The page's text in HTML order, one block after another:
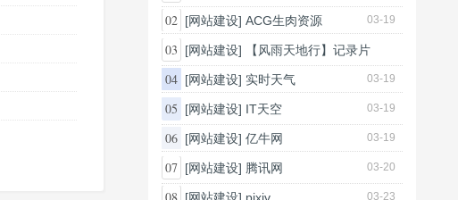
03-18
02 [网站建设] ACG生肉资源 03-19
03 [网站建设] 【风雨天地行】记录片
03-20
04 [网站建设] 实时天气 03-19
05 [网站建设] IT天空 03-19
06 [网站建设] 亿牛网 03-19
07 [网站建设] 腾讯网 03-20
03-23